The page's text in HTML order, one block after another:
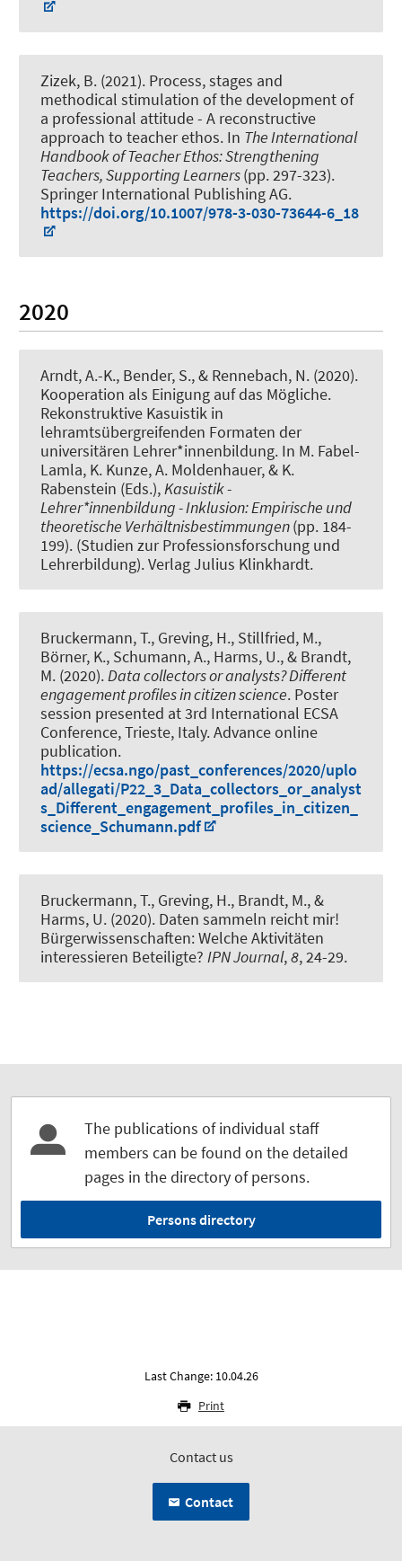
Zizek, B. (2021). Process, stages and
methodical stimulation of the development of
a professional attitude - A reconstructive
approach to teacher ethos. In The International
Handbook of Teacher Ethos: Strengthening
Teachers, Supporting Learners(pp. 297-323).
Springer International Publishing AG.
https://doi.org/10.1007/978-3-030-73644-6_18
2020
Arndt, A.-K., Bender, S., & Rennebach, N. (2020).
Kooperation als Einigung auf das Mögliche.
Rekonstruktive Kasuistik in
lehramtsübergreifenden Formaten der
universitären Lehrer*innenbildung. In M. Fabel-
Lamla, K. Kunze, A. Moldenhauer, & K.
Rabenstein (Eds.),Kasuistik -
Lehrer*innenbildung - Inklusion: Empirische und
theoretische Verhältnisbestimmungen(pp. 184-
199). (Studien zur Professionsforschung und
Lehrerbildung). Verlag Julius Klinkhardt.
Bruckermann, T., Greving, H., Stillfried, M.,
Börner, K., Schumann, A., Harms, U., & Brandt,
M. (2020).Data collectors or analysts? Different
engagement profiles in citizen science. Poster
session presented at 3rd International ECSA
Conference, Trieste, Italy. Advance online
publication.
https://ecsa.ngo/past_conferences/2020/uplo
ad/allegati/P22_3_Data_collectors_or_analyst
s_Different_engagement_profiles_in_citizen_
science_Schumann.pdf
Bruckermann, T., Greving, H., Brandt, M., &
Harms, U. (2020). Daten sammeln reicht mir!
Bürgerwissenschaften: Welche Aktivitäten
interessieren Beteiligte? IPN Journal,8, 24-29.
The publications of individual staff
members can be found on the detailed
pages in the directory of persons.
Persons directory
Last Change: 10.04.26
Print
Contact us
Contact